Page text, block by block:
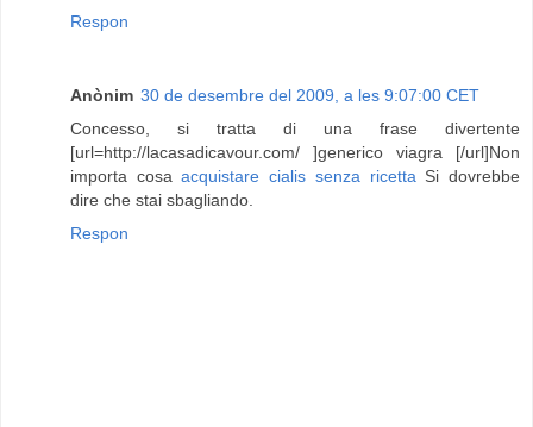
Respon
Anònim 30 de desembre del 2009, a les 9:07:00 CET
Concesso, si tratta di una frase divertente
[url=http://lacasadicavour.com/ ]generico viagra [/url]Non
importa cosaacquistare cialis senza ricetta Si dovrebbe
dire che stai sbagliando.
Respon